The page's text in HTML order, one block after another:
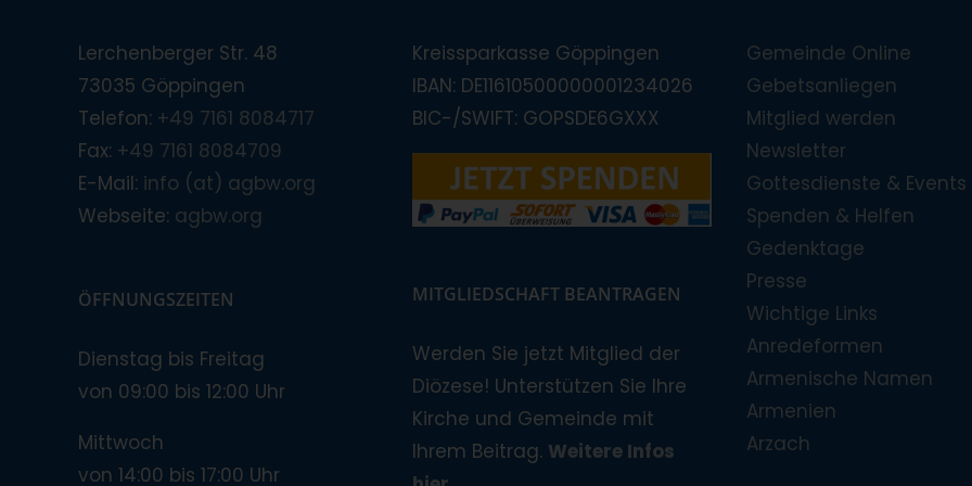
Lerchenberger Str. 48
73035 Göppingen
Telefon: +49 7161 8084717
Fax: +49 7161 8084709
E-Mail: info (at) agbw.org
Webseite: agbw.org
ÖFFNUNGSZEITEN
Dienstag bis Freitag
von 09:00 bis 12:00 Uhr
Mittwoch
von 14:00 bis 17:00 Uhr
Kreissparkasse Göppingen
IBAN: DE11610500000001234026
BIC-/SWIFT: GOPSDE6GXXX
MITGLIEDSCHAFT BEANTRAGEN
Werden Sie jetzt Mitglied der
Diözese! Unterstützen Sie Ihre
Kirche und Gemeinde mit
Ihrem Beitrag. Weitere Infos
Gemeinde Online
Gebetsanliegen
Mitglied werden
Newsletter
Gottesdienste & Events
Spenden & Helfen
Gedenktage
Presse
Wichtige Links
Anredeformen
Armenische Namen
Armenien
Arzach